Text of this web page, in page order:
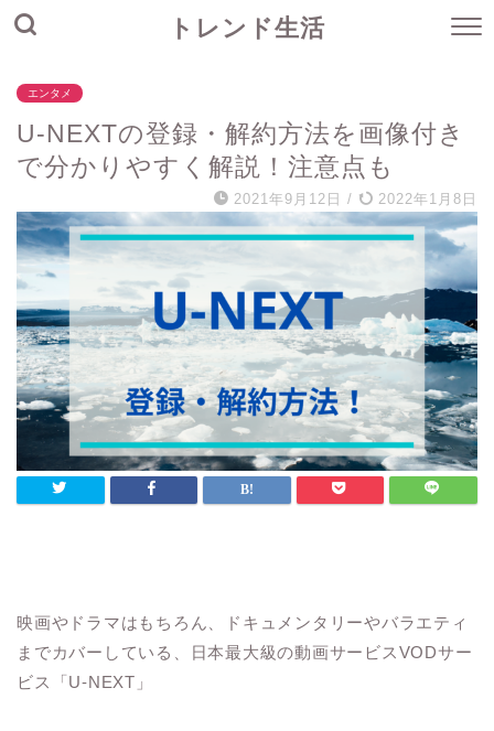
トレンド生活
エンタメ
U-NEXTの登録・解約方法を画像付き
で分かりやすく解説！注意点も
2021年9月12日 / 2022年1月8日
映画やドラマはもちろん、ドキュメンタリーやバラエティ
までカバーしている、日本最大級の動画サービスVODサー
ビス「U-NEXT」